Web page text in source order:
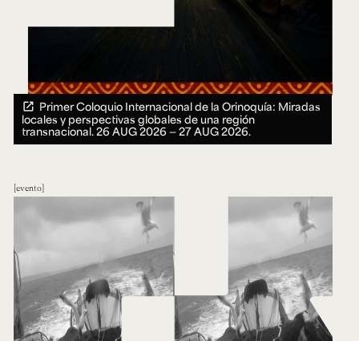
Primer Coloquio Internacional de la Orinoquía: Miradas
locales y perspectivas globales de una región
transnacional.26 AUG 2026 ― 27 AUG 2026.
evento